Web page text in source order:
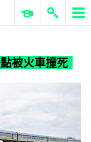
被火車撞死
ERP 與商業 AI
被火車撞死